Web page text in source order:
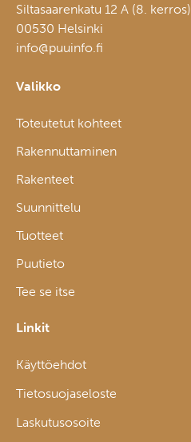
Siltasaarenkatu 12 A (8. kerros)
00530 Helsinki
info@puuinfo.fi
Valikko
Toteutetut kohteet
Rakennuttaminen
Rakenteet
Suunnittelu
Tuotteet
Puutieto
Tee se itse
Linkit
Käyttöehdot
Tietosuojaseloste
Laskutusosoite